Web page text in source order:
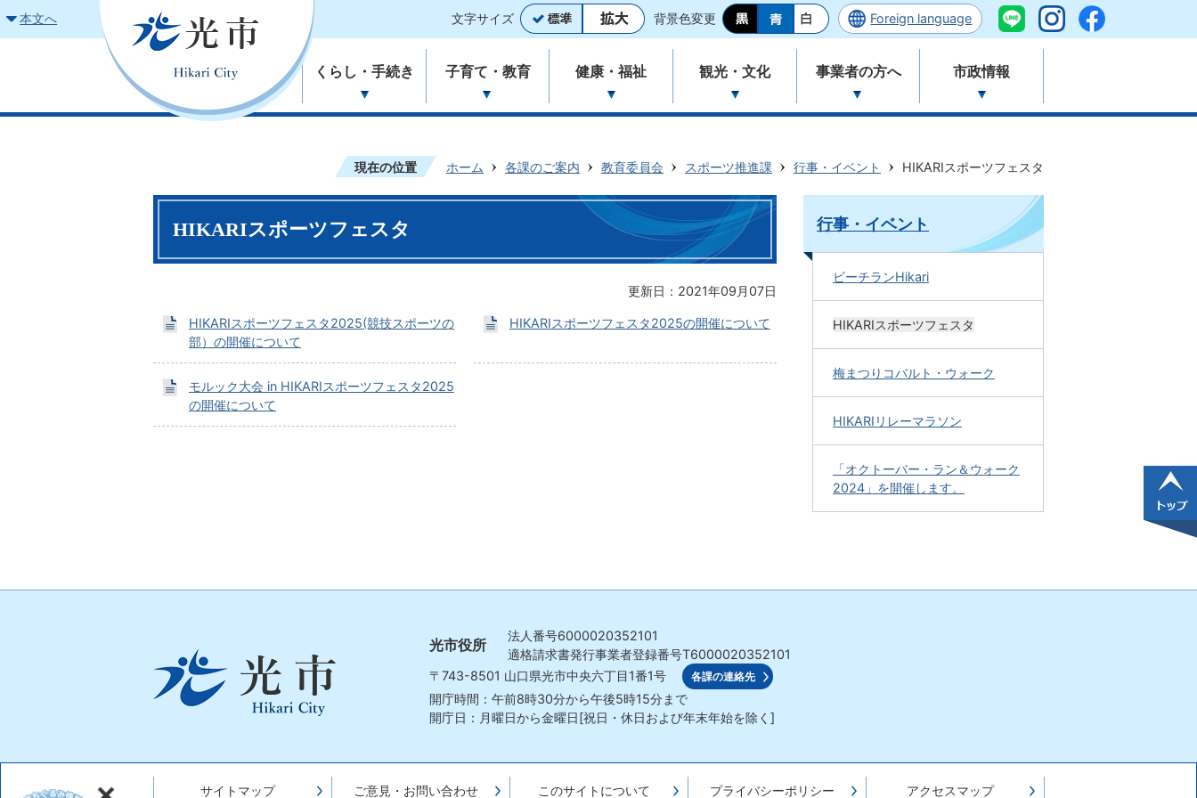
本文へ 文字サイズ 背景色変更 Foreign language
くらし・手続き 子育て・教育 健康・福祉 観光・文化 事業者の方へ 市政情報
現在の位置 ホーム 各課のご案内 教育委員会 スポーツ推進課 行事・イベント HIKARIスポーツフェスタ
HIKARIスポーツフェスタ
更新日：2021年09月07日
HIKARIスポーツフェスタ2025(競技スポーツの
部）の開催について
HIKARIスポーツフェスタ2025の開催について
モルック大会 in HIKARIスポーツフェスタ2025
の開催について
行事・イベント
ビーチランHikari
HIKARIスポーツフェスタ
梅まつりコバルト・ウォーク
HIKARIリレーマラソン
「オクトーバー・ラン＆ウォーク
2024」を開催します。
Hikari
光市役所
法人番号6000020352101
適格請求書発行事業者登録番号T6000020352101
〒743-8501 山口県光市中央六丁目1番1号 各課の連絡先
開庁時間：午前8時30分から午後5時15分まで
開庁日：月曜日から金曜日[祝日・休日および年末年始を除く]
サイトマップ ご意見・お問い合わせ このサイトについて プライバシーポリシー アクセスマップ